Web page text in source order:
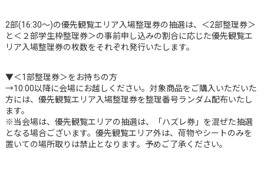
2部(16:30～)の優先観覧エリア入場整理券の抽選は、＜2部整理券＞
と＜２部学生枠整理券＞の事前申し込みの割合に応じた優先観覧エ
リア入場整理券の枚数をそれぞれ発行いたします。
▼＜1部整理券＞をお持ちの方
→10:00以降に会場にお越しください。対象商品をご購入いただいた
方には、優先観覧エリア入場整理券を整理番号ランダム配布いたし
ます。
※当会場は、優先観覧エリアの抽選は、「ハズレ券」を混ぜた抽選
となる場合ございます。優先観覧エリア外は、荷物やシートのみを
置いての場所取りは禁止となります。予めご了承ください。